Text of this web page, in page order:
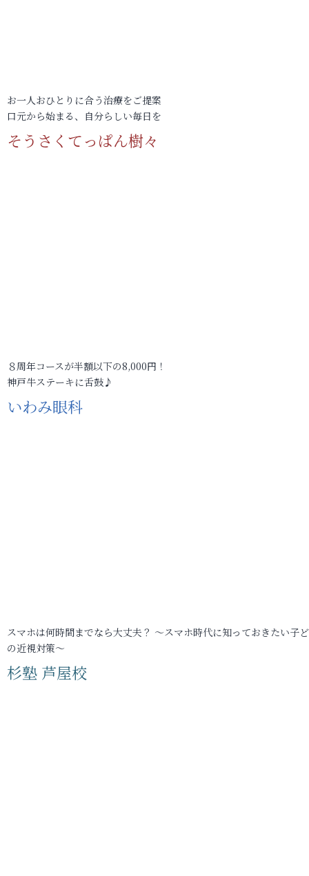
お一人おひとりに合う治療をご提案
口元から始まる、自分らしい毎日を
そうさくてっぱん樹々
８周年コースが半額以下の8,000円！
神戸牛ステーキに舌鼓♪
いわみ眼科
スマホは何時間までなら大丈夫？ ～スマホ時代に知っておきたい子
の近視対策～
杉塾 芦屋校